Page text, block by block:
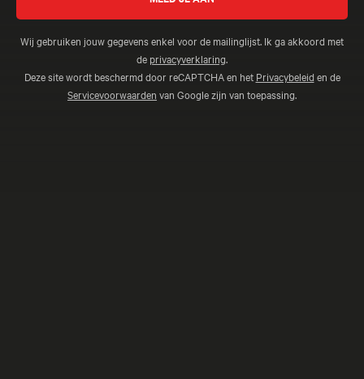
Wij gebruiken jouw gegevens enkel voor de mailinglijst. Ik ga akkoord met
de privacyverklaring.
Deze site wordt beschermd door reCAPTCHA en het Privacybeleid en de
Servicevoorwaarden van Google zijn van toepassing.